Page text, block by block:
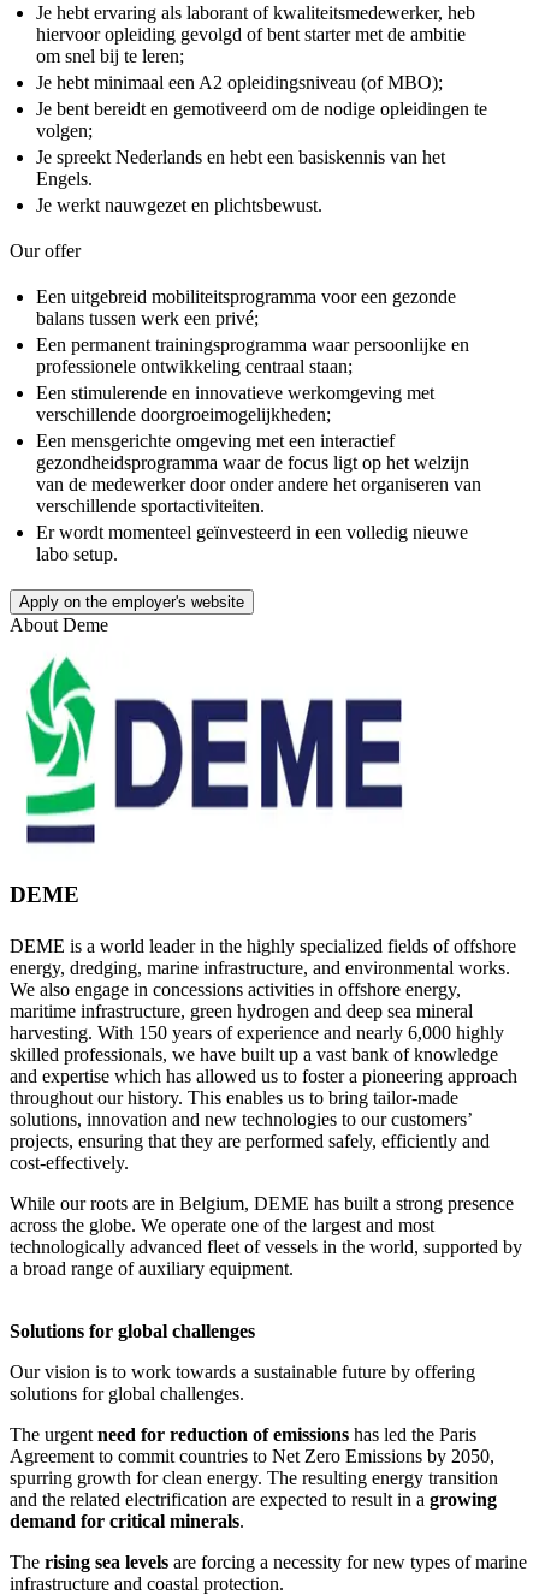
Je hebt ervaring als laborant of kwaliteitsmedewerker, heb
hiervoor opleiding gevolgd of bent starter met de ambitie
om snel bij te leren;
Je hebt minimaal een A2 opleidingsniveau (of MBO);
Je bent bereidt en gemotiveerd om de nodige opleidingen te
volgen;
Je spreekt Nederlands en hebt een basiskennis van het
Engels.
Je werkt nauwgezet en plichtsbewust.
Our offer
Een uitgebreid mobiliteitsprogramma voor een gezonde
balans tussen werk een privé;
Een permanent trainingsprogramma waar persoonlijke en
professionele ontwikkeling centraal staan;
Een stimulerende en innovatieve werkomgeving met
verschillende doorgroeimogelijkheden;
Een mensgerichte omgeving met een interactief
gezondheidsprogramma waar de focus ligt op het welzijn
van de medewerker door onder andere het organiseren van
verschillende sportactiviteiten.
Er wordt momenteel geïnvesteerd in een volledig nieuwe
labo setup.
Apply on the employer's website
About Deme
DEME
DEME is a world leader in the highly specialized fields of offshore
energy, dredging, marine infrastructure, and environmental works.
We also engage in concessions activities in offshore energy,
maritime infrastructure, green hydrogen and deep sea mineral
harvesting. With 150 years of experience and nearly 6,000 highly
skilled professionals, we have built up a vast bank of knowledge
and expertise which has allowed us to foster a pioneering approach
throughout our history. This enables us to bring tailor-made
solutions, innovation and new technologies to our customers’
projects, ensuring that they are performed safely, efficiently and
cost-effectively.
While our roots are in Belgium, DEME has built a strong presence
across the globe. We operate one of the largest and most
technologically advanced fleet of vessels in the world, supported by
a broad range of auxiliary equipment.
Solutions for global challenges
Our vision is to work towards a sustainable future by offering
solutions for global challenges.
The urgent need for reduction of emissions has led the Paris
Agreement to commit countries to Net Zero Emissions by 2050,
spurring growth for clean energy. The resulting energy transition
and the related electrification are expected to result in a growing
demand for critical minerals.
The rising sea levels are forcing a necessity for new types of marine
infrastructure and coastal protection.